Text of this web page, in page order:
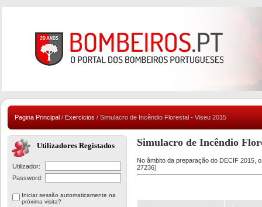
Pagina Principal / Exercicios / Simulacro de Incêndio Florestal - Viseu 2015
Utilizadores Registados
Utilizador:
Password:
Iniciar sessão automaticamente na
próxima visita?
Simulacro de Incêndio
No âmbito da preparação do DECIF 2015,
27236)